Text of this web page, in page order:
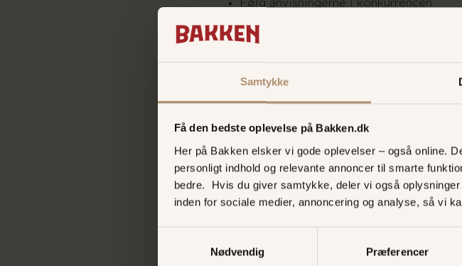
Samtykke
Få den bedste oplevelse på Bakken.dk
Her på Bakken elsker vi gode oplevelser – også online.
personligt indhold og relevante annoncer til smarte
bedre. Hvis du giver samtykke, deler vi også
inden for sociale medier, annoncering og analyse, så vi
Nødvendig
Præferencer
Følg anvisningerne i konkurrencen
år
selve konkurrencen
Husk at indtaste de korrekte
oplysninger.
eventuelle ukorrekte oplysninger og
data såsom e-mail adresse
Ved tilmelding accepterer du at
modtage nyheder fra Bakken
elektronisk (f.eks. via e-mail, sms, push-
automatisk tilmeldt MitBakken-